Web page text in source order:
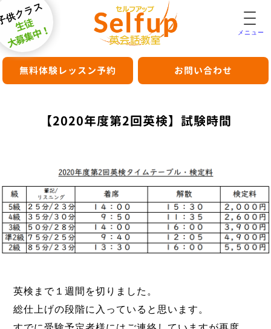
供クラス
生徒
大募集中！ メニュー
無料体験レッスン予約 お問い合わせ
【2020年度第2回英検】試験時間
英検まで１週間を切りました。
総仕上げの段階に入っていると思います。